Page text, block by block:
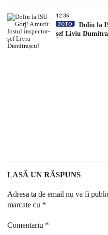
12:35
FOTO
Doliu la
șef Liviu
LASĂ UN RĂSPUNS
Adresa ta de email nu va fi
marcate cu *
Comentariu *